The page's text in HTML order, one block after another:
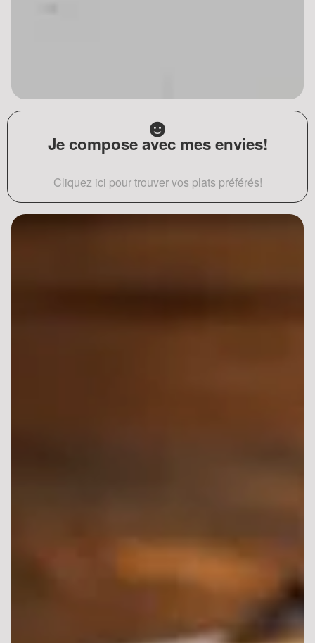
Je compose avec mes envies!
Cliquez ici pour trouver vos plats préférés!